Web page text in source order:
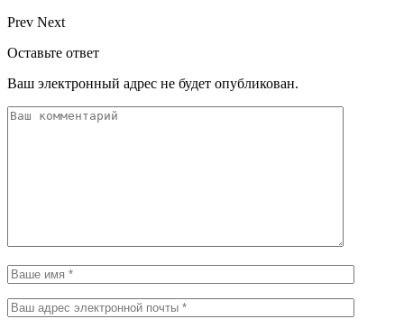
Prev Next
Оставьте ответ
Ваш электронный адрес не будет опубликован.